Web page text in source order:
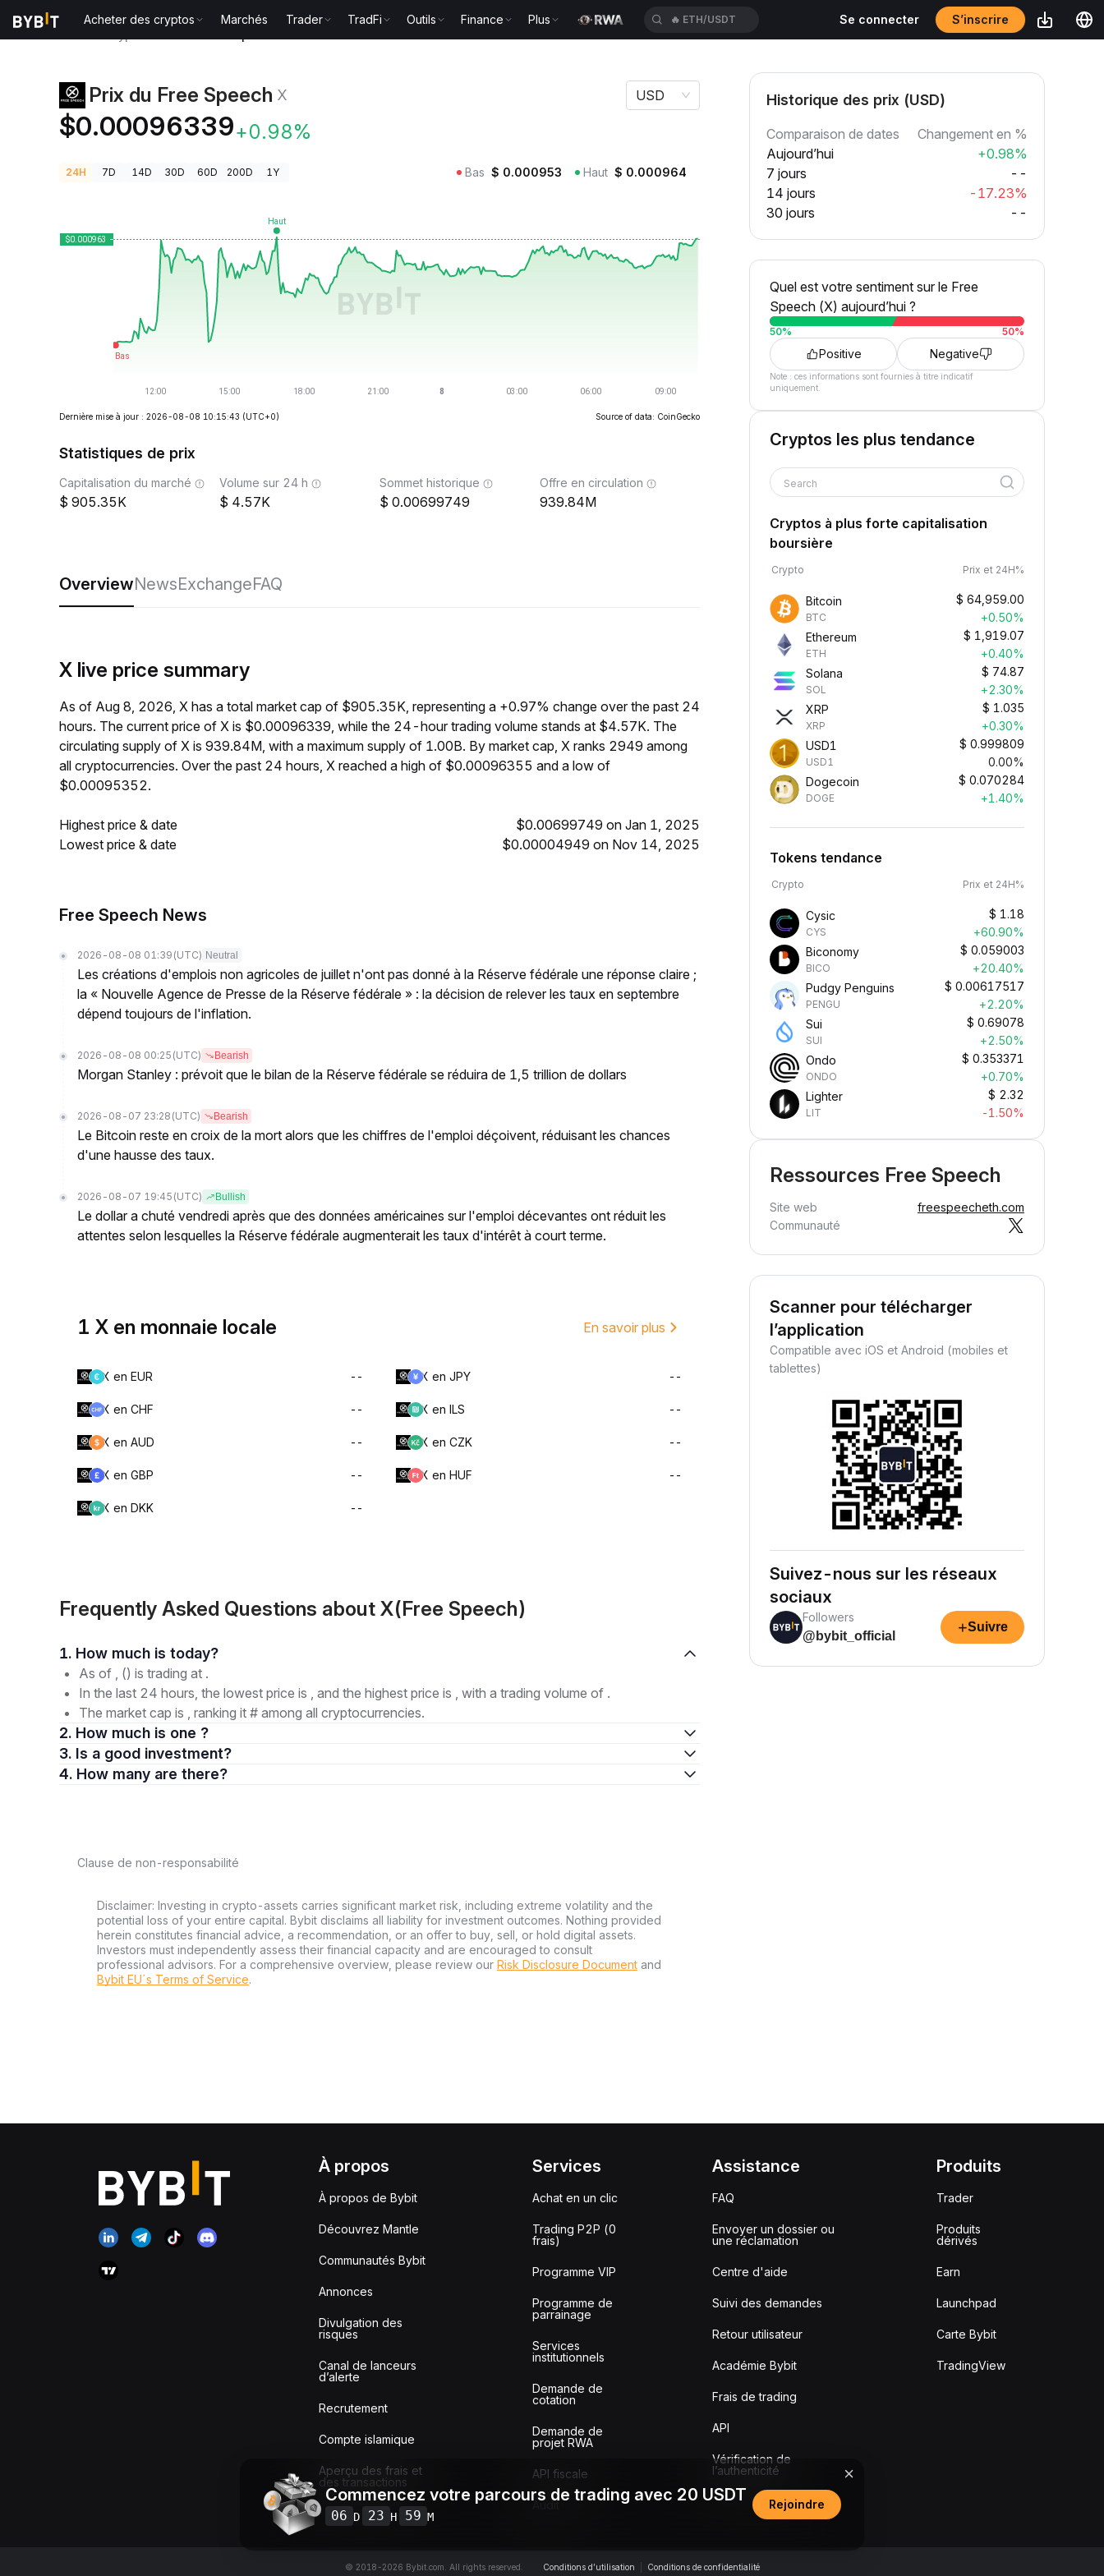
Acheter des cryptos Marchés Trader TradFi Outils Finance Plus 🔥 BTWUSDT Se connecter S’inscrire
Prix du Free Speech X
$0.00096339+0.98%
USD
24H 7D 14D 30D 60D 200D 1Y Bas $ 0.000953 Haut $ 0.000964
Dernière mise à jour : 2026-08-08 10:15:43 (UTC+0) Source of data: CoinGecko
Statistiques de prix
Capitalisation du marché
905.35K
Volume sur 24 h
4.57K
Sommet historique
0.00699749
Offre en circulation
939.84M
OverviewNewsExchangeFAQ
X live price summary
As of Aug 8, 2026, X has a total market cap of $905.35K, representing a +0.97% change over the past 24
hours. The current price of X is $0.00096339, while the 24-hour trading volume stands at $4.57K. The
circulating supply of X is 939.84M, with a maximum supply of 1.00B. By market cap, X ranks 2949 among
all cryptocurrencies. Over the past 24 hours, X reached a high of $0.00096355 and a low of
$0.00095352.
Highest price & date
$0.00699749 on Jan 1, 2025
Lowest price & date
$0.00004949 on Nov 14, 2025
Free Speech News
2026-08-08 01:39 (UTC) Neutral
Les créations d'emplois non agricoles de juillet n'ont pas donné à la Réserve fédérale une réponse claire ;
la « Nouvelle Agence de Presse de la Réserve fédérale » : la décision de relever les taux en septembre
dépend toujours de l'inflation.
2026-08-08 00:25 (UTC) Bearish
Morgan Stanley : prévoit que le bilan de la Réserve fédérale se réduira de 1,5 trillion de dollars
2026-08-07 23:28 (UTC) Bearish
Le Bitcoin reste en croix de la mort alors que les chiffres de l'emploi déçoivent, réduisant les chances
d'une hausse des taux.
2026-08-07 19:45 (UTC) Bullish
Le dollar a chuté vendredi après que des données américaines sur l'emploi décevantes ont réduit les
attentes selon lesquelles la Réserve fédérale augmenterait les taux d'intérêt à court terme.
1 X en monnaie locale En savoir plus
X en EUR -- X en JPY --
X en CHF -- X en ILS --
X en AUD -- X en CZK --
X en GBP -- X en HUF --
X en DKK --
Frequently Asked Questions about X(Free Speech)
1. How much is today?
As of , () is trading at .
In the last 24 hours, the lowest price is , and the highest price is , with a trading volume of .
The market cap is , ranking it # among all cryptocurrencies.
2. How much is one ?
3. Is a good investment?
4. How many are there?
Clause de non-responsabilité
Disclaimer: Investing in crypto-assets carries significant market risk, including extreme volatility and the
potential loss of your entire capital. Bybit disclaims all liability for investment outcomes. Nothing provided
herein constitutes financial advice, a recommendation, or an offer to buy, sell, or hold digital assets.
Investors must independently assess their financial capacity and are encouraged to consult
professional advisors. For a comprehensive overview, please review our Risk Disclosure Document and
Bybit EU´s Terms of Service.
Historique des prix (USD)
Comparaison de dates
Changement en %
Aujourd’hui
+0.98%
7 jours
--
14 jours
-17.23%
30 jours
--
Quel est votre sentiment sur le Free
Speech (X) aujourd’hui ?
50% 50%
Positive Negative
Note : ces informations sont fournies à titre indicatif
uniquement.
Cryptos les plus tendance
Search
Cryptos à plus forte capitalisation
boursière
Crypto Prix et 24H%
Bitcoin
BTC
$ 64,959.00
+0.50%
Ethereum
ETH
$ 1,919.07
+0.40%
Solana
SOL
$ 74.87
+2.30%
XRP
XRP
$ 1.035
+0.30%
USD1
USD1
$ 0.999809
0.00%
Dogecoin
DOGE
$ 0.070284
+1.40%
Tokens tendance
Crypto Prix et 24H%
Cysic
CYS
$ 1.18
+60.90%
Biconomy
BICO
$ 0.059003
+20.40%
Pudgy Penguins
PENGU
$ 0.00617517
+2.20%
Sui
SUI
$ 0.69078
+2.50%
Ondo
ONDO
$ 0.353371
+0.70%
Lighter
LIT
$ 2.32
-1.50%
Ressources Free Speech
Site web
freespeecheth.com
Communauté
Scanner pour télécharger
l’application
Compatible avec iOS et Android (mobiles et
tablettes)
Suivez-nous sur les réseaux
sociaux
Followers
@bybit_official
+Suivre
À propos
À propos de Bybit
Découvrez Mantle
Communautés Bybit
Annonces
Divulgation des
risques
Canal de lanceurs
d’alerte
Recrutement
Compte islamique
Aperçu des frais et
des transactions
Services
Achat en un clic
Trading P2P (0
frais)
Programme VIP
Programme de
parrainage
Services
institutionnels
Demande de
cotation
Demande de
projet RWA
API fiscale
Audit
Assistance
FAQ
Envoyer un dossier ou
une réclamation
Centre d'aide
Suivi des demandes
Retour utilisateur
Académie Bybit
Frais de trading
API
Vérification de
l’authenticité
Produits
Trader
Produits
dérivés
Earn
Launchpad
Carte Bybit
TradingView
© 2018-2026 Bybit.com. All rights reserved. Conditions d’utilisation Conditions de confidentialité
Commencez votre parcours de trading avec 20 USDT
06 D 23 H 59 M
Rejoindre